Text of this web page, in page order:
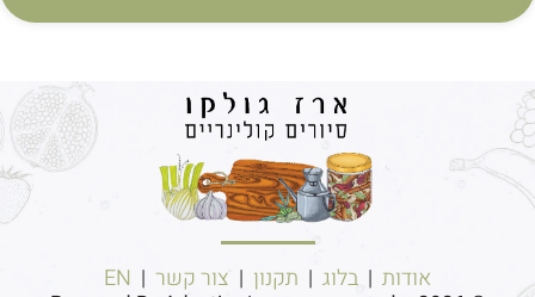
אודות | בלוג | תקנון | צור קשר |
EN